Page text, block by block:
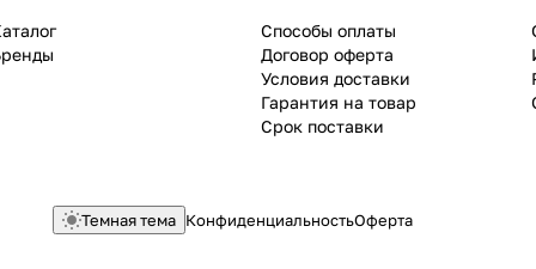
Способы оплаты
Договор оферта
Условия доставки
Гарантия на товар
Срок поставки
Темная тема КонфиденциальностьОферта